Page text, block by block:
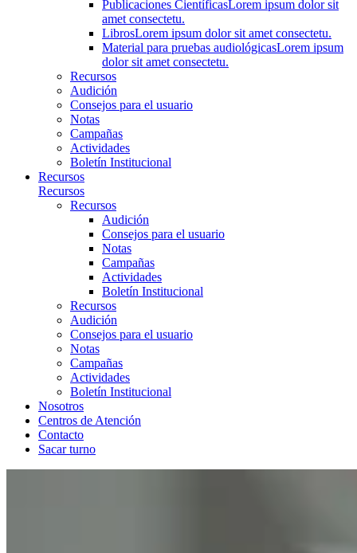
Publicaciones CientíficasLorem ipsum dolor sit
amet consectetu.
LibrosLorem ipsum dolor sit amet consectetu.
Material para pruebas audiológicasLorem ipsum
dolor sit amet consectetu.
Recursos
Audición
Consejos para el usuario
Notas
Campañas
Actividades
Boletín Institucional
Recursos
Recursos
Recursos
Audición
Consejos para el usuario
Notas
Campañas
Actividades
Boletín Institucional
Recursos
Audición
Consejos para el usuario
Notas
Campañas
Actividades
Boletín Institucional
Nosotros
Centros de Atención
Contacto
Sacar turno